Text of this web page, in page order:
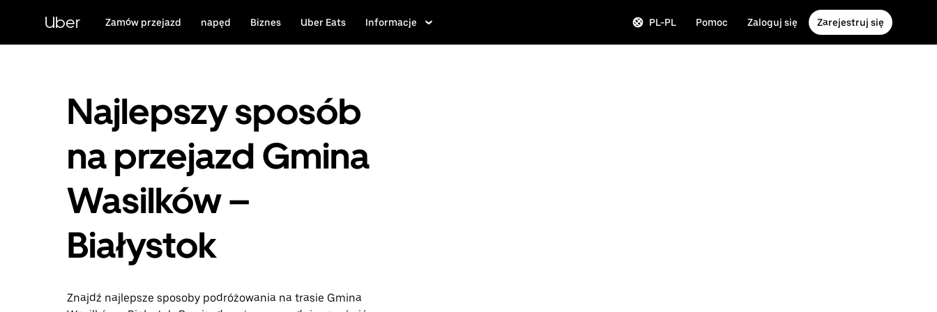
zawartości
Uber Zamów przejazd napęd Biznes Uber Eats Informacje PL-PL Pomoc Zaloguj się Zarejestruj się
Najlepszy sposób
na przejazd Gmina
Wasilków –
Białystok
Znajdź najlepsze sposoby podróżowania na trasie Gmina